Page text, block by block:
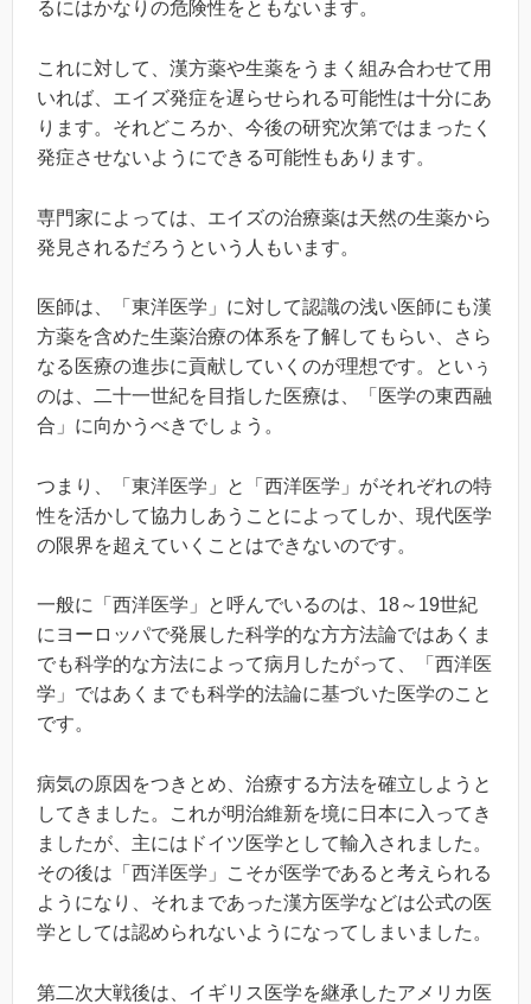
るにはかなりの危険性をともないます。
これに対して、漢方薬や生薬をうまく組み合わせて用
いれば、エイズ発症を遅らせられる可能性は十分にあ
ります。それどころか、今後の研究次第ではまったく
発症させないようにできる可能性もあります。
専門家によっては、エイズの治療薬は天然の生薬から
発見されるだろうという人もいます。
医師は、「東洋医学」に対して認識の浅い医師にも漢
方薬を含めた生薬治療の体系を了解してもらい、さら
なる医療の進歩に貢献していくのが理想です。といぅ
のは、二十一世紀を目指した医療は、「医学の東西融
合」に向かうべきでしょう。
つまり、「東洋医学」と「西洋医学」がそれぞれの特
性を活かして協力しあうことによってしか、現代医学
の限界を超えていくことはできないのです。
一般に「西洋医学」と呼んでいるのは、18～19世紀
にヨーロッパで発展した科学的な方方法論ではあくま
でも科学的な方法によって病月したがって、「西洋医
学」ではあくまでも科学的法論に基づいた医学のこと
です。
病気の原因をつきとめ、治療する方法を確立しようと
してきました。これが明治維新を境に日本に入ってき
ましたが、主にはドイツ医学として輸入されました。
その後は「西洋医学」こそが医学であると考えられる
ようになり、それまであった漢方医学などは公式の医
学としては認められないようになってしまいました。
第二次大戦後は、イギリス医学を継承したアメリカ医